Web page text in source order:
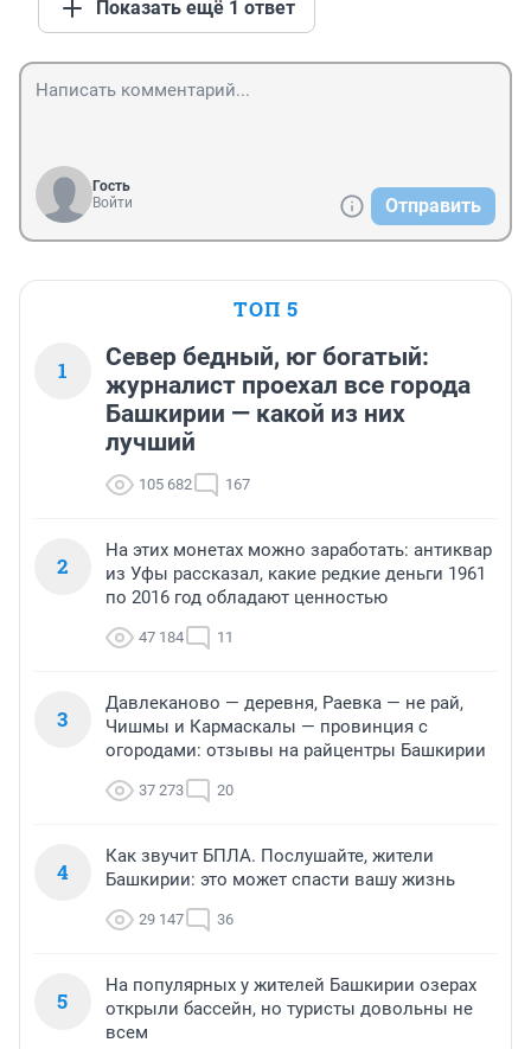
Показать ещё 1 ответ
Гость
Войти
Отправить
ТОП 5
1
Север бедный, юг богатый:
журналист проехал все города
Башкирии — какой из них
лучший
105 682 167
2
На этих монетах можно заработать: антиквар
из Уфы рассказал, какие редкие деньги 1961
по 2016 год обладают ценностью
47 184 11
3
Давлеканово — деревня, Раевка — не рай,
Чишмы и Кармаскалы — провинция с
огородами: отзывы на райцентры Башкирии
37 273 20
4
Как звучит БПЛА. Послушайте, жители
Башкирии: это может спасти вашу жизнь
29 147 36
5
На популярных у жителей Башкирии озерах
открыли бассейн, но туристы довольны не
всем